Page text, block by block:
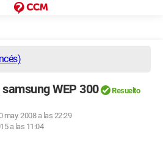
WEP 300 Resuelto
may. 2008 a las 22:29
a las 11:04